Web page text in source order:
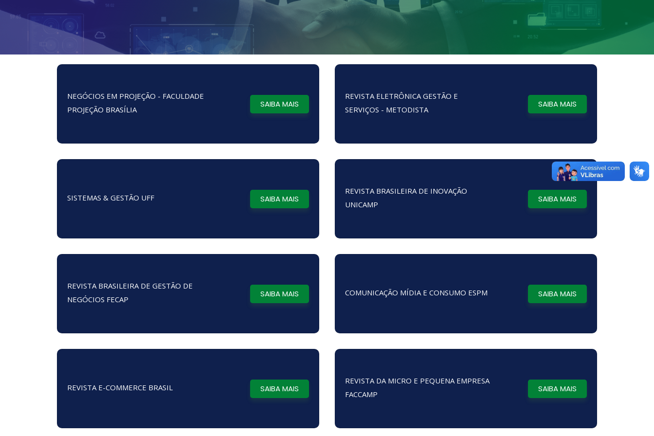
NEGÓCIOS EM PROJEÇÃO - FACULDADE
PROJEÇÃO BRASÍLIA
SAIBA MAIS
REVISTA ELETRÔNICA GESTÃO E
SERVIÇOS - METODISTA
SAIBA MAIS
SISTEMAS & GESTÃO UFF SAIBA MAIS
REVISTA BRASILEIRA DE INOVAÇÃO
UNICAMP
SAIBA MAIS
REVISTA BRASILEIRA DE GESTÃO DE
NEGÓCIOS FECAP
SAIBA MAIS COMUNICAÇÃO MÍDIA E CONSUMO ESPM SAIBA MAIS
REVISTA E-COMMERCE BRASIL SAIBA MAIS
REVISTA DA MICRO E PEQUENA EMPRESA
FACCAMP
SAIBA MAIS